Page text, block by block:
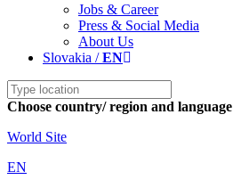
Jobs & Career
Press & Social Media
About Us
Slovakia /EN
Choose country/ region and language
World Site
EN